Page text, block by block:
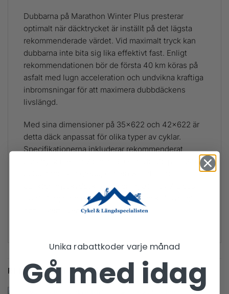
Dubbarna på Marathon Winter Plus presterar
optimalt när däcktrycket är inställt på det lägsta
rekommenderade värdet. Vid maximalt tryck kan
dubbarna inte bita sig lika effektivt fast. Enligt
rekommendationen bör de första 40 km köras på
asfalt med lugn acceleration och undvikna kraftiga
inbromsningar för att maximera dubbdäckens
livslängd.
Med sina dimensioner på 35×622 och 42×622 är
detta däck anpassat för olika typer av cyklar.
Specifikationerna inkluderar rekommenderat
punkteringsskyddsklassificering på 7 av 7. Dess
svarta färg med reflexkant gör det också synligt
och säkert även i mörkret.
RELATERADE PRODUKTER
Unika rabattkoder varje månad
Gå med idag